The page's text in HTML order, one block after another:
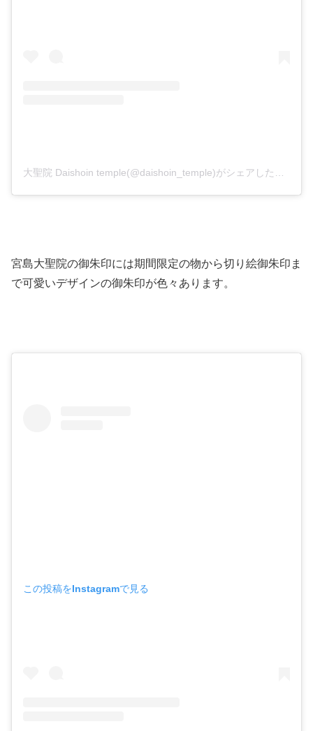
宮島大聖院の御朱印には期間限定の物から切り絵御朱印ま
で可愛いデザインの御朱印が色々あります。
この投稿をInstagramで見る